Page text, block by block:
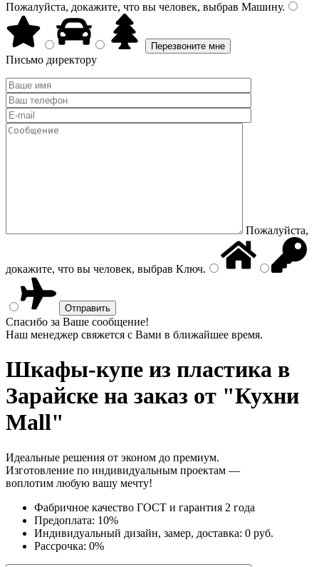
Пожалуйста, докажите, что вы человек, выбрав Машину.
Письмо директору
Пожалуйста,
докажите, что вы человек, выбрав Ключ.
Спасибо за Ваше сообщение!
Наш менеджер свяжется с Вами в ближайшее время.
Шкафы-купе из пластика в
Зарайске на заказ от "Кухни
Mall"
Идеальные решения от эконом до премиум.
Изготовление по индивидуальным проектам —
воплотим любую вашу мечту!
Фабричное качество ГОСТ и гарантия 2 года
Предоплата: 10%
Индивидуальный дизайн, замер, доставка: 0 руб.
Рассрочка: 0%